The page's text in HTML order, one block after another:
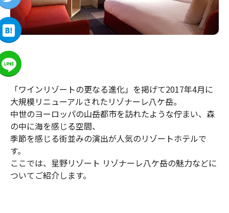
「ワインリゾートの更なる進化」を掲げて2017年4月に
大規模リニューアルされたリゾナーレ八ケ岳。
中世のヨーロッパの山岳都市を訪れたような佇まい、森
の中に海を感じる空間、
季節を感じる街並みの演出が人気のリゾートホテルで
す。
ここでは、星野リゾート リゾナーレ八ケ岳の魅力などに
ついてご紹介します。